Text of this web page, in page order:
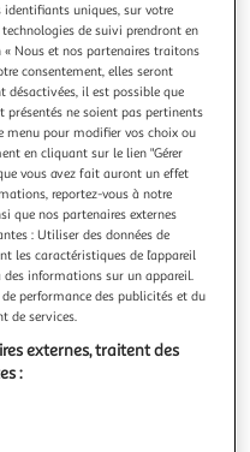
rouge
de Loué Label
qui reflètent le mode
: élevé en liberté, nourri
à de multiples
juste rôties ou
de ce produit ?
identifiants uniques, sur votre
technologies de suivi prendront en
Nous et nos partenaires traitons
consentement, elles seront
désactivées, il est possible que
présentés ne soient pas pertinents
menu pour modifier vos choix ou
en cliquant sur le lien "Gérer
vous avez fait auront un effet
reportez-vous à notre
que nos partenaires externes
: Utiliser des données de
les caractéristiques de l’appareil
des informations sur un appareil.
performance des publicités et du
de services.
externes, traitent des
: